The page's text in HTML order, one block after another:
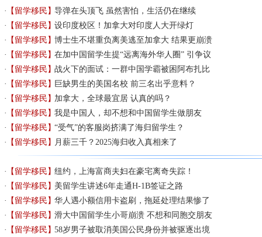
【留学移民】导弹在头顶飞 虽然害怕，生活仍在继续
【留学移民】设印度校区！加拿大对印度人大开绿灯
【留学移民】博士生不堪重负离美逃至加拿大 结果更崩溃
【留学移民】在加中国留学生提“远离海外华人圈” 引争议
【留学移民】战火下的面试：一群中国学霸被困阿布扎比
【留学移民】 巨缺男生的美国名校 前三名出乎意料？
【留学移民】加拿大，全球最宜居 认真的吗？
【留学移民】我是中国人，却不想和中国留学生做朋友
【留学移民】“受气”的客服岗挤满了海归留学生？
【留学移民】 月薪三千？2025海归收入真相来了
【留学移民】纽约，上海富商夫妇在豪宅离奇失踪！
【留学移民】美留学生讲述6年走通H-1B签证之路
【留学移民】华人遇小额信用卡盗刷，拖延处理结果惨了
【留学移民】滑大中国留学生小哥崩溃 不想和同胞交朋友
【留学移民】58岁男子被取消美国公民身份并被驱逐出境